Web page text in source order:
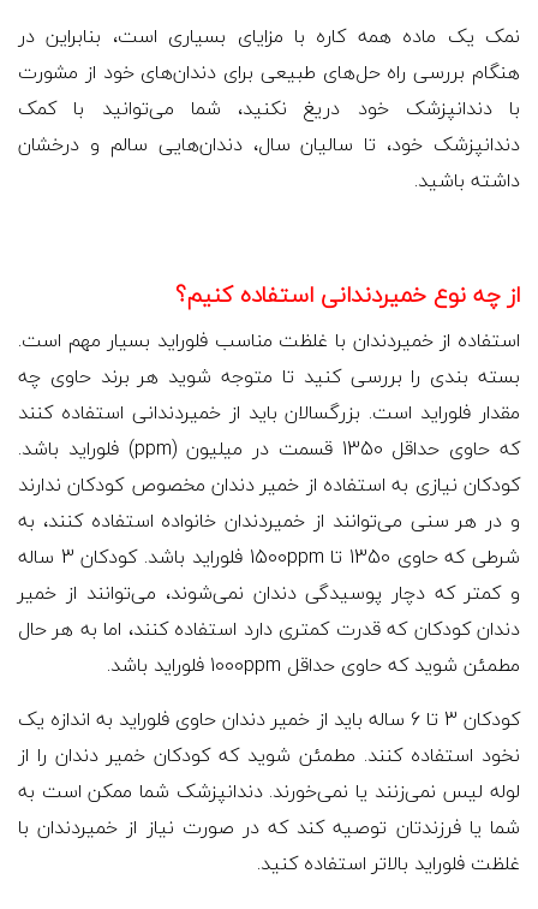
نمک یک ماده همه کاره با مزایای بسیاری است، بنابراین در
هنگام بررسی راه حل‌های طبیعی برای دندان‌های خود از مشورت
با دندانپزشک خود دریغ نکنید، شما می‌توانید با کمک
دندانپزشک خود، تا سالیان سال، دندان‌هایی سالم و درخشان
داشته باشید.
از چه نوع خمیردندانی استفاده کنیم؟
استفاده از خمیردندان با غلظت مناسب فلوراید بسیار مهم است.
بسته بندی را بررسی کنید تا متوجه شوید هر برند حاوی چه
مقدار فلوراید است. بزرگسالان باید از خمیردندانی استفاده کنند
که حاوی حداقل 1350 قسمت در میلیون (ppm) فلوراید باشد.
کودکان نیازی به استفاده از خمیر دندان مخصوص کودکان ندارند
و در هر سنی می‌توانند از خمیردندان خانواده استفاده کنند، به
شرطی که حاوی 1350 تا 1500ppm فلوراید باشد. کودکان 3 ساله
و کمتر که دچار پوسیدگی دندان نمی‌شوند، می‌توانند از خمیر
دندان کودکان که قدرت کمتری دارد استفاده کنند، اما به هر حال
مطمئن شوید که حاوی حداقل 1000ppm فلوراید باشد.
کودکان 3 تا 6 ساله باید از خمیر دندان حاوی فلوراید به اندازه یک
نخود استفاده کنند. مطمئن شوید که کودکان خمیر دندان را از
لوله لیس نمی‌زنند یا نمی‌خورند. دندانپزشک شما ممکن است به
شما یا فرزندتان توصیه کند که در صورت نیاز از خمیردندان با
غلظت فلوراید بالاتر استفاده کنید.